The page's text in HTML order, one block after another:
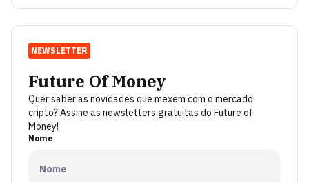
NEWSLETTER
Future Of Money
Quer saber as novidades que mexem com o mercado
cripto? Assine as newsletters gratuitas do Future of
Money!
Nome